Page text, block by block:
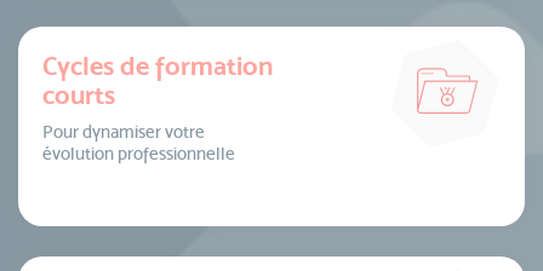
Cycles de formation
courts
Pour dynamiser votre
évolution professionnelle